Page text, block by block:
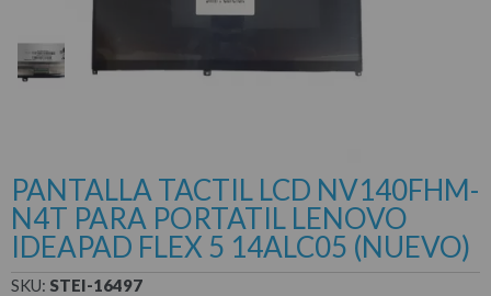
PANTALLA TACTIL LCD NV140FHM-
N4T PARA PORTATIL LENOVO
IDEAPAD FLEX 5 14ALC05 (NUEVO)
SKU: STEI-16497